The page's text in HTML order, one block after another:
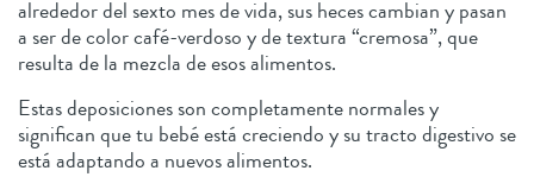
alrededor del sexto mes de vida, sus heces cambian y pasan
a ser de color café-verdoso y de textura “cremosa”, que
resulta de la mezcla de esos alimentos.
Estas deposiciones son completamente normales y
significan que tu bebé está creciendo y su tracto digestivo se
está adaptando a nuevos alimentos.